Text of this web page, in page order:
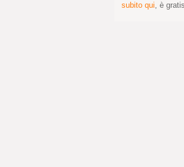
subito qui, è